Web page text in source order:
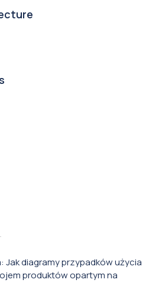
Jak diagramy przypadków użycia
produktów opartym na